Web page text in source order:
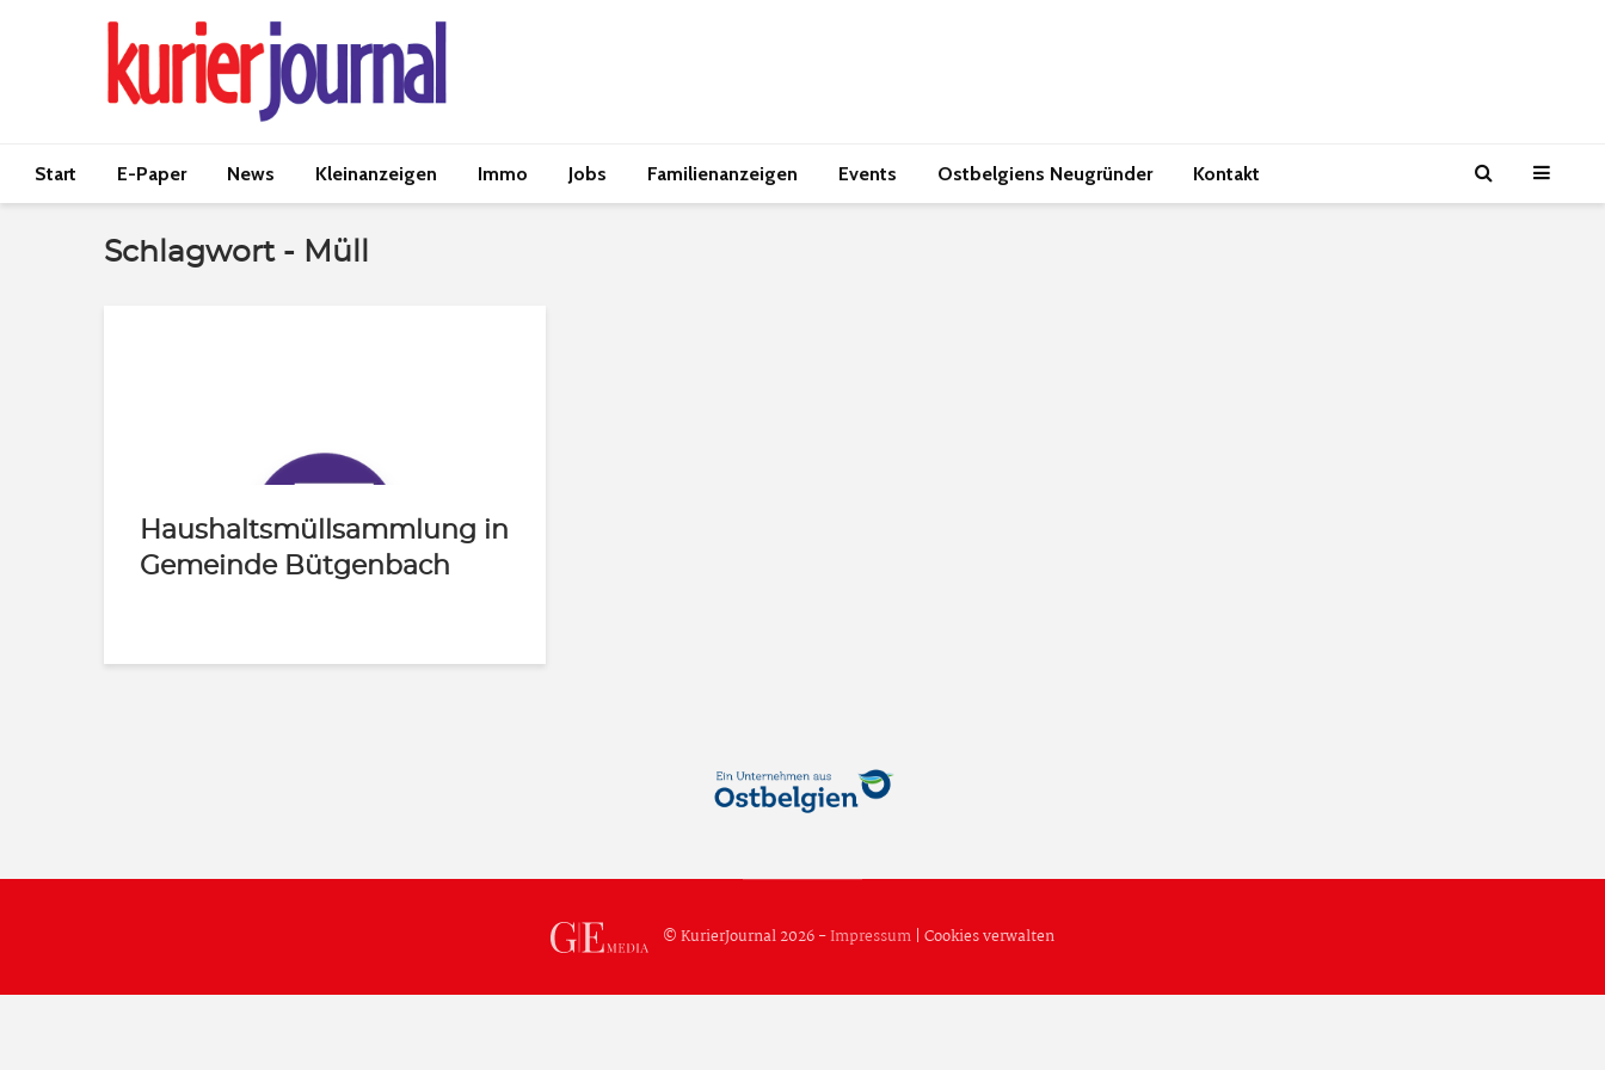
Start E-Paper News Kleinanzeigen Immo Jobs Familienanzeigen Events Ostbelgiens Neugründer Kontakt
Schlagwort - Müll
Haushaltsmüllsammlung in
Gemeinde Bütgenbach
© KurierJournal 2026 -Impressum |Cookies verwalten